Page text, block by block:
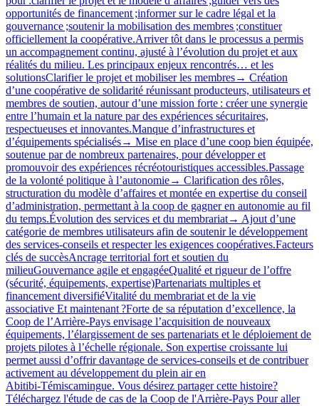
opportunités de financement ;informer sur le cadre légal et la
gouvernance ;soutenir la mobilisation des membres ;constituer
officiellement la coopérative.Arriver tôt dans le processus a permis
un accompagnement continu, ajusté à l’évolution du projet et aux
réalités du milieu. Les principaux enjeux rencontrés… et les
solutionsClarifier le projet et mobiliser les membres→ Création
d’une coopérative de solidarité réunissant producteurs, utilisateurs et
membres de soutien, autour d’une mission forte : créer une synergie
entre l’humain et la nature par des expériences sécuritaires,
respectueuses et innovantes.Manque d’infrastructures et
d’équipements spécialisés→ Mise en place d’une coop bien équipée,
soutenue par de nombreux partenaires, pour développer et
promouvoir des expériences récréotouristiques accessibles.Passage
de la volonté politique à l’autonomie→ Clarification des rôles,
structuration du modèle d’affaires et montée en expertise du conseil
d’administration, permettant à la coop de gagner en autonomie au fil
du temps.Évolution des services et du membrariat→ Ajout d’une
catégorie de membres utilisateurs afin de soutenir le développement
des services‑conseils et respecter les exigences coopératives.Facteurs
clés de succèsAncrage territorial fort et soutien du
milieuGouvernance agile et engagéeQualité et rigueur de l’offre
(sécurité, équipements, expertise)Partenariats multiples et
financement diversifiéVitalité du membrariat et de la vie
associative Et maintenant ?Forte de sa réputation d’excellence, la
Coop de l’Arrière-Pays envisage l’acquisition de nouveaux
équipements, l’élargissement de ses partenariats et le déploiement de
projets pilotes à l’échelle régionale. Son expertise croissante lui
permet aussi d’offrir davantage de services‑conseils et de contribuer
activement au développement du plein air en
Abitibi‑Témiscamingue. Vous désirez partager cette histoire?
Téléchargez l'étude de cas de la Coop de l'Arrière-Pays Pour aller